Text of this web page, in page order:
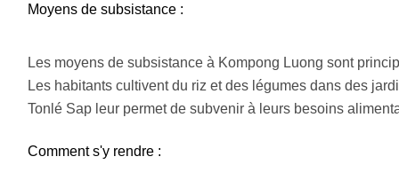
Moyens de subsistance :
Les moyens de subsistance à Kompong Luong sont
Les habitants cultivent du riz et des légumes dans des
Tonlé Sap leur permet de subvenir à leurs besoins
Comment s'y rendre :